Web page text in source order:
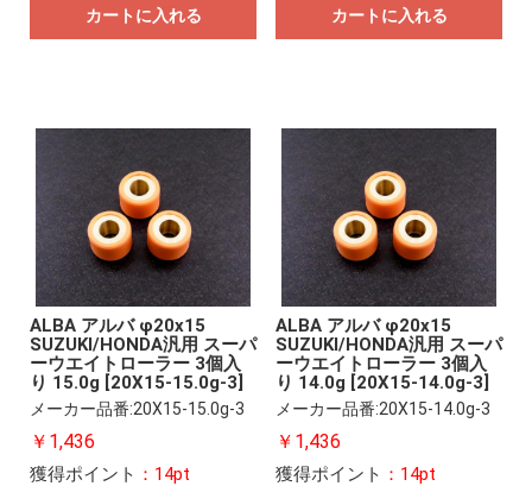
カートに入れる カートに入れる
ALBA アルバ φ20x15
SUZUKI/HONDA汎用 スーパ
ーウエイトローラー 3個入
り 15.0g [20X15-15.0g-3]
メーカー品番:20X15-15.0g-3
￥1,436
獲得ポイント ：14pt
ALBA アルバ φ20x15
SUZUKI/HONDA汎用 スーパ
ーウエイトローラー 3個入
り 14.0g [20X15-14.0g-3]
メーカー品番:20X15-14.0g-3
￥1,436
獲得ポイント ：14pt